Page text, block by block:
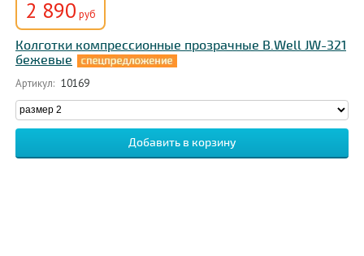
2 890 руб
Колготки компрессионные прозрачные B.Well JW-321
бежевые
Артикул: 10169